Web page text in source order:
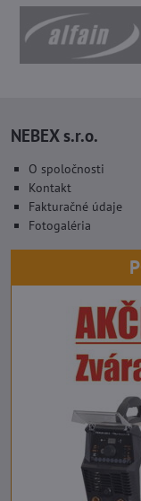
NEBEX s.r.o.
O spoločnosti
Kontakt
Fakturačné údaje
Fotogaléria